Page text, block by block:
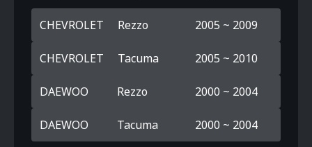
CHEVROLET Rezzo 2005 ~ 2009
CHEVROLET Tacuma 2005 ~ 2010
DAEWOO Rezzo 2000 ~ 2004
DAEWOO Tacuma 2000 ~ 2004